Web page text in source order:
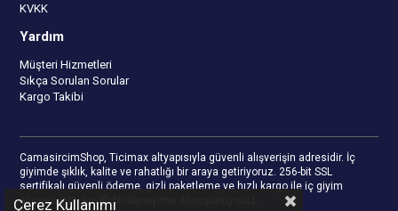
KVKK
Yardım
Müşteri Hizmetleri
Sıkça Sorulan Sorular
Kargo Takibi
CamasircimShop, Ticimax altyapısıyla güvenli alışverişin adresidir. İç
giyimde şıklık, kalite ve rahatlığı bir araya getiriyoruz. 256-bit SSL
sertifikalı güvenli ödeme, gizli paketleme ve hızlı kargo ile iç giyim
alışverişinizi keyifli bir deneyime dönüştürüyoruz.
Çerez Kullanımı